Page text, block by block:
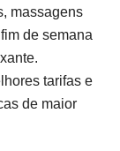
massagens
de semana
tarifas e
de maior